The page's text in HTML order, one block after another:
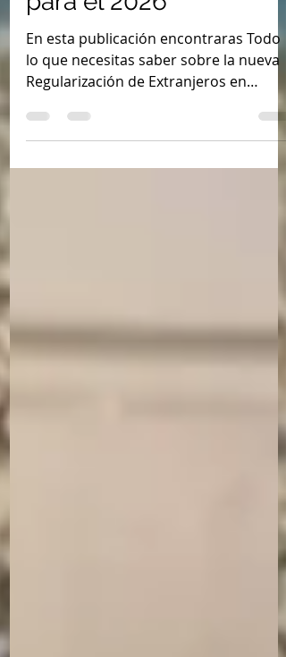
Extranjeros en España
para el 2026
En esta publicación encontraras Todo
lo que necesitas saber sobre la nueva